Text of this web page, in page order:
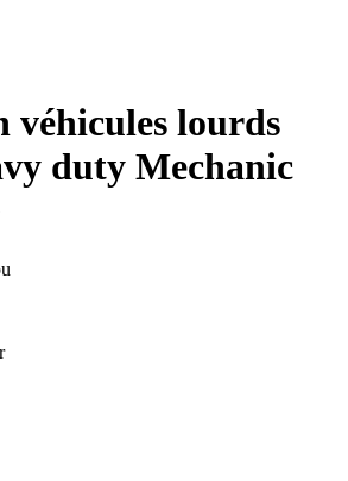
véhicules lourds
duty Mechanic